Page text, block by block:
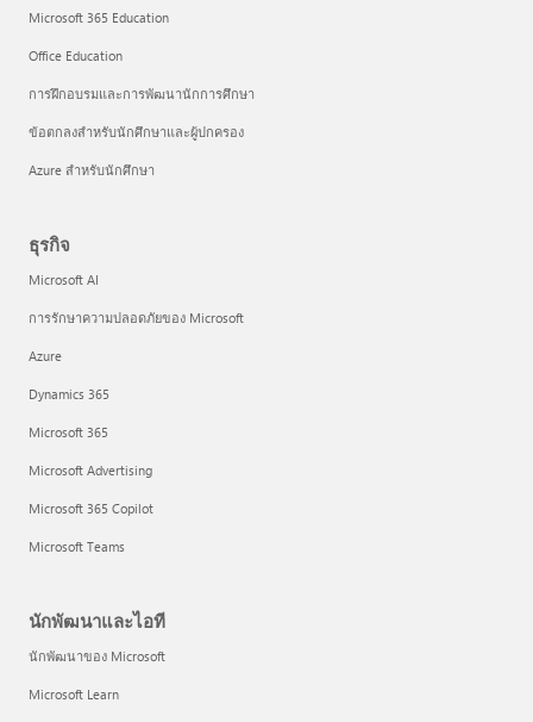
Microsoft 365 Education
Office Education
การฝึกอบรมและการพัฒนานักการศึกษา
ข้อตกลงสำหรับนักศึกษาและผู้ปกครอง
Azure สำหรับนักศึกษา
ธุรกิจ
Microsoft AI
การรักษาความปลอดภัยของ Microsoft
Azure
Dynamics 365
Microsoft 365
Microsoft Advertising
Microsoft 365 Copilot
Microsoft Teams
นักพัฒนาและไอที
นักพัฒนาของ Microsoft
Microsoft Learn